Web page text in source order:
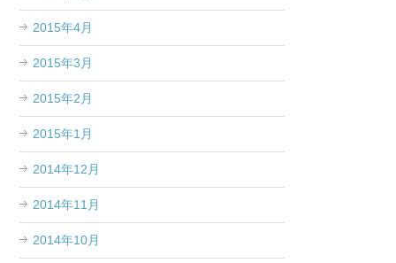
2015年4月
2015年3月
2015年2月
2015年1月
2014年12月
2014年11月
2014年10月